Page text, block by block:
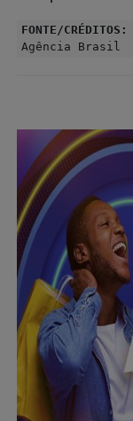
FONTE/CRÉDITOS:
Agência Brasil